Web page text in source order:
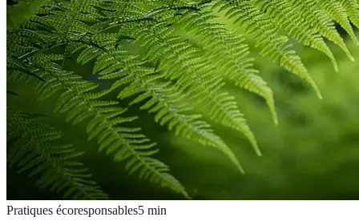
Pratiques écoresponsables5 min